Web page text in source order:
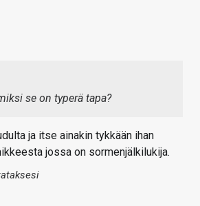
se on typerä tapa?
ja itse ainakin tykkään ihan
jossa on sormenjälkilukija.